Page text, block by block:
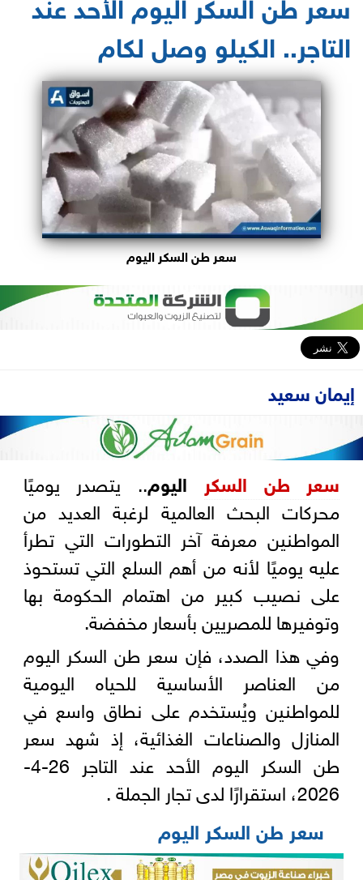
التاجر.. الكيلو وصل لكام
سعر طن السكر اليوم
إيمان سعيد
سعر طن السكر اليوم.. يتصدر يوميًا
محركات البحث العالمية لرغبة العديد من
المواطنين معرفة آخر التطورات التي تطرأ
عليه يوميًا لأنه من أهم السلع التي تستحوذ
على نصيب كبير من اهتمام الحكومة بها
وتوفيرها للمصريين بأسعار مخفضة.
وفي هذا الصدد، فإن سعر طن السكر اليوم
من العناصر الأساسية للحياه اليومية
للمواطنين ويُستخدم على نطاق واسع في
المنازل والصناعات الغذائية، إذ شهد سعر
طن السكر اليوم الأحد عند التاجر 26-4-
2026، استقرارًا لدى تجار الجملة .
سعر طن السكر اليوم